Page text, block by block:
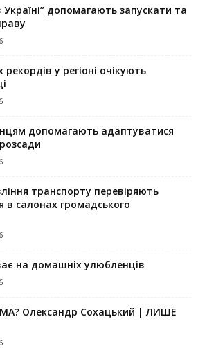
Україні” допомагають запускaти та
у регіоні очікують
допомагають адаптуватися
транспорту перевіряють
в салонах громадського
на домашніх улюбленців
Олександр Сохацький | ЛИШЕ